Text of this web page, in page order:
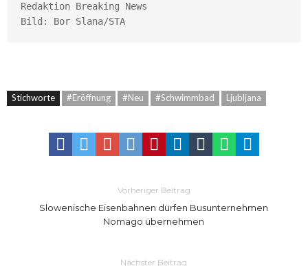
Redaktion Breaking News
Bild: Bor Slana/STA
Stichworte #Eröffnung #Neu #Schwimmbad Ljubljana
Vorheriger Beitrag
Slowenische Eisenbahnen dürfen Busunternehmen
Nomago übernehmen
Nächster Beitrag